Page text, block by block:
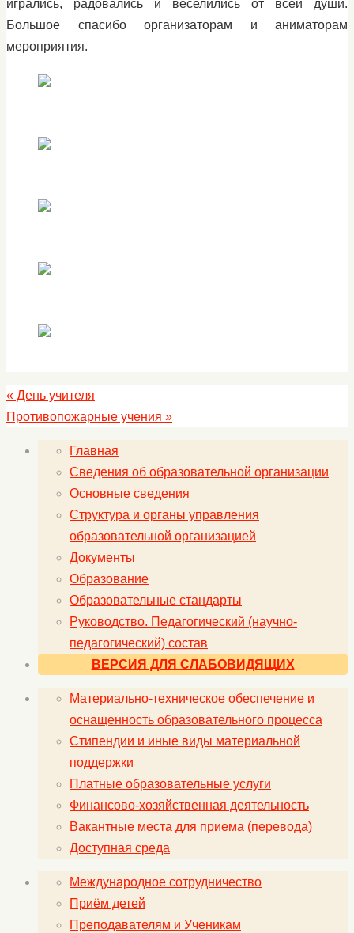
игрались, радовались и веселились от всей души.
Большое спасибо организаторам и аниматорам
мероприятия.
« День учителя
Противопожарные учения »
Главная
Сведения об образовательной организации
Основные сведения
Структура и органы управления
образовательной организацией
Документы
Образование
Образовательные стандарты
Руководство. Педагогический (научно-
педагогический) состав
ВЕРСИЯ ДЛЯ СЛАБОВИДЯЩИХ
Материально-техническое обеспечение и
оснащенность образовательного процесса
Стипендии и иные виды материальной
поддержки
Платные образовательные услуги
Финансово-хозяйственная деятельность
Вакантные места для приема (перевода)
Доступная среда
Международное сотрудничество
Приём детей
Преподавателям и Ученикам